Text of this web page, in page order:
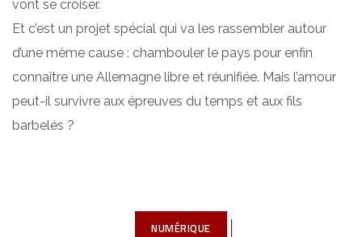
vont se croiser.
Et c’est un projet spécial qui va les rassembler autour
d’une même cause : chambouler le pays pour enfin
connaître une Allemagne libre et réunifiée. Mais l’amour
peut-il survivre aux épreuves du temps et aux fils
barbelés ?
NUMÉRIQUE